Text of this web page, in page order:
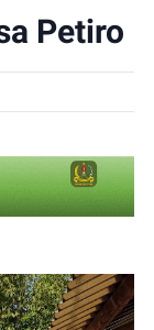
Petiro